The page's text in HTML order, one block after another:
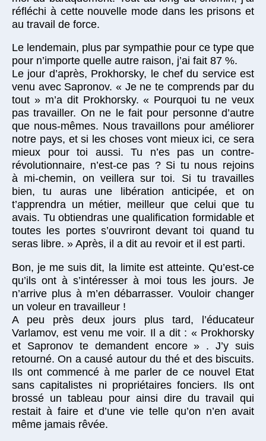
réfléchi à cette nouvelle mode dans les prisons et
au travail de force.
Le lendemain, plus par sympathie pour ce type que
pour n’importe quelle autre raison, j’ai fait 87 %.
Le jour d’après, Prokhorsky, le chef du service est
venu avec Sapronov. « Je ne te comprends par du
tout » m’a dit Prokhorsky. « Pourquoi tu ne veux
pas travailler. On ne le fait pour personne d’autre
que nous-mêmes. Nous travaillons pour améliorer
notre pays, et si les choses vont mieux ici, ce sera
mieux pour toi aussi. Tu n’es pas un contre-
révolutionnaire, n’est-ce pas ? Si tu nous rejoins
à mi-chemin, on veillera sur toi. Si tu travailles
bien, tu auras une libération anticipée, et on
t’apprendra un métier, meilleur que celui que tu
avais. Tu obtiendras une qualification formidable et
toutes les portes s’ouvriront devant toi quand tu
seras libre. » Après, il a dit au revoir et il est parti.
Bon, je me suis dit, la limite est atteinte. Qu’est-ce
qu’ils ont à s’intéresser à moi tous les jours. Je
n’arrive plus à m’en débarrasser. Vouloir changer
un voleur en travailleur !
A peu près deux jours plus tard, l’éducateur
Varlamov, est venu me voir. Il a dit : « Prokhorsky
et Sapronov te demandent encore » . J’y suis
retourné. On a causé autour du thé et des biscuits.
Ils ont commencé à me parler de ce nouvel Etat
sans capitalistes ni propriétaires fonciers. Ils ont
brossé un tableau pour ainsi dire du travail qui
restait à faire et d’une vie telle qu’on n’en avait
même jamais rêvée.